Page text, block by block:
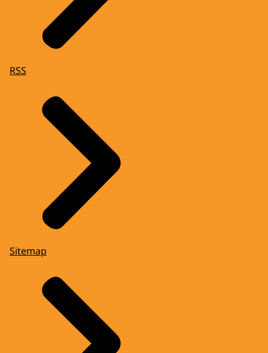
RSS
Sitemap